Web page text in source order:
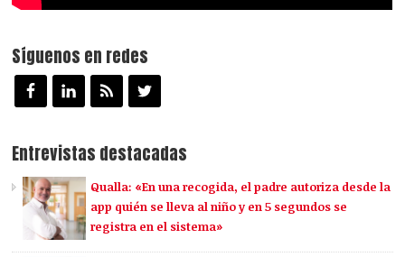
Síguenos en redes
Entrevistas destacadas
Qualla: «En una recogida, el padre autoriza desde la
app quién se lleva al niño y en 5 segundos se
registra en el sistema»